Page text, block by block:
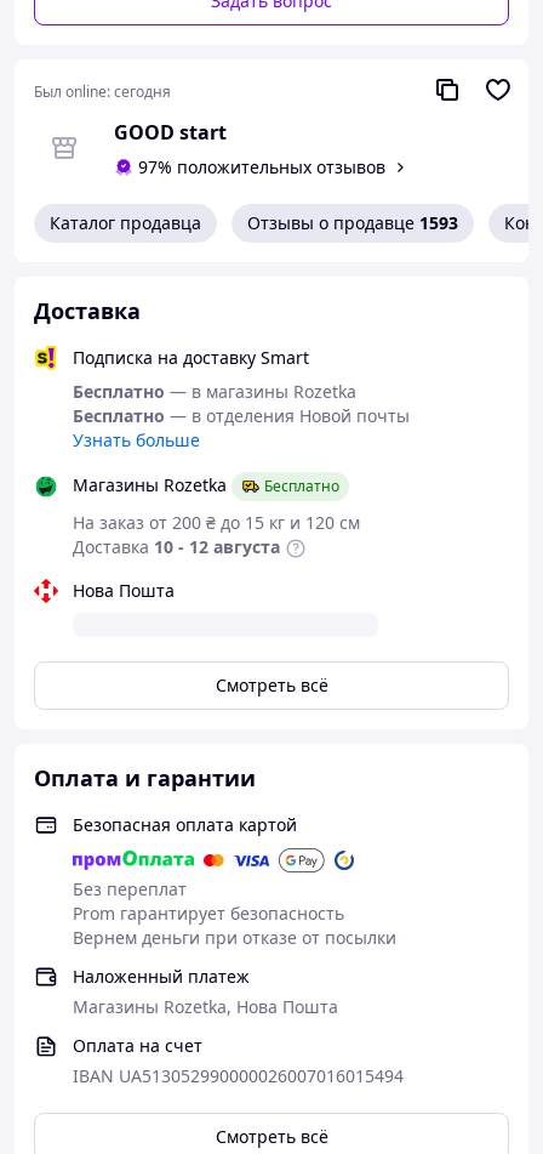
Был online:сегодня
GOOD start
97% положительных отзывов
Каталог продавца Отзывы о продавце 1593
Доставка
Подписка на доставку Smart
Бесплатно — в магазины Rozetka
Бесплатно — в отделения Новой почты
Узнать больше
Магазины Rozetka
Бесплатно
На заказ от 200 ₴ до 15 кг и 120 см
Доставка 10 - 12 августа
Нова Пошта
Смотреть всё
Оплата и гарантии
Безопасная оплата картой
Без переплат
Prom гарантирует безопасность
Вернем деньги при отказе от посылки
Наложенный платеж
Магазины Rozetka, Нова Пошта
Оплата на счет
IBAN UA513052990000026007016015494
Смотреть всё